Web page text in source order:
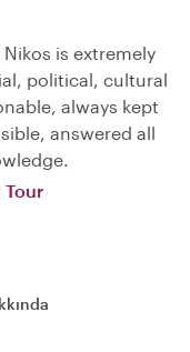
is extremely
political, cultural
always kept
answered all
Tour